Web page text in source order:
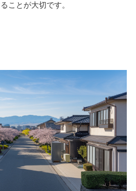
ことが大切です。